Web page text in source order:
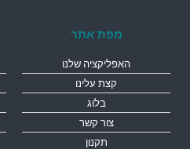
מפת אתר
האפליקציה שלנו
קצת עלינו
בלוג
צור קשר
תקנון